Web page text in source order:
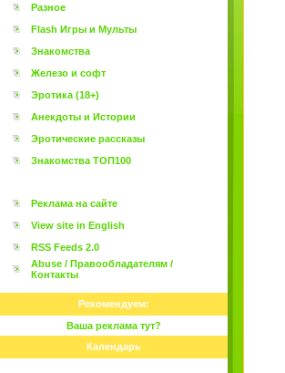
Разное
Flash Игры и Мульты
Знакомства
Железо и софт
Эротика (18+)
Анекдоты и Истории
Эротические рассказы
Знакомства ТОП100
Реклама на сайте
View site in English
RSS Feeds 2.0
Abuse / Правообладателям /
Контакты
Рекомендуем:
Ваша реклама тут?
Календарь